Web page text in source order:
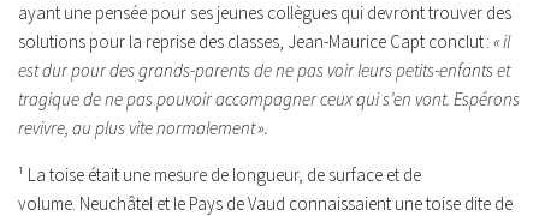
ayant une pensée pour ses jeunes collègues qui devront trouver des
solutions pour la reprise des classes, Jean-Maurice Capt conclut : « il
est dur pour des grands-parents de ne pas voir leurs petits-enfants et
tragique de ne pas pouvoir accompagner ceux qui s’en vont. Espérons
revivre, au plus vite normalement ».
¹ La toise était une mesure de longueur, de surface et de
volume. Neuchâtel et le Pays de Vaud connaissaient une toise dite de